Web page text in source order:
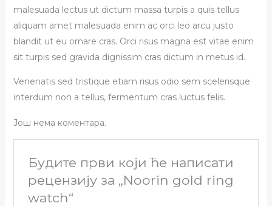
malesuada lectus ut dictum massa turpis a quis tellus
aliquam amet malesuada enim ac orci leo arcu justo
blandit ut eu ornare cras. Orci risus magna est vitae enim
sit turpis sed gravida dignissim cras dictum in metus id.
Venenatis sed tristique etiam risus odio sem scelerisque
interdum non a tellus, fermentum cras luctus felis.
Још нема коментара.
Будите први који ће написати
рецензију за „Noorin gold ring
watch“